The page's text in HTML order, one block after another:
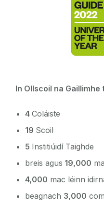
In Ollscoil na Gaillimhe
4 Coláiste
19 Scoil
5 Institiúidí Taighde
breis agus 19,000
4,000 mac léinn
beagnach 3,000